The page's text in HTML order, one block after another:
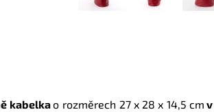
kabelkao rozměrech 27 x 28 x 14,5 cm